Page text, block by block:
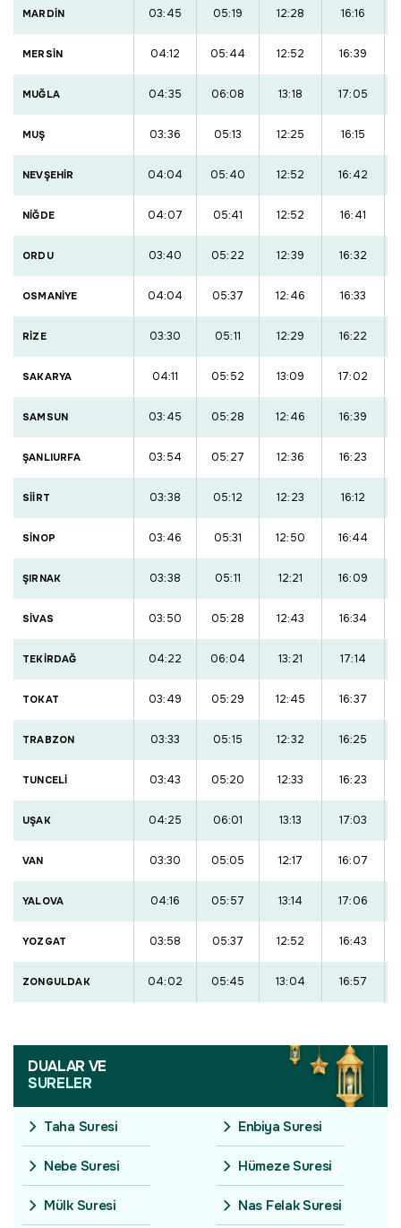
MARDİN 03:45 05:19 12:28 16:16
MERSİN 04:12 05:44 12:52 16:39
MUĞLA 04:35 06:08 13:18 17:05
MUŞ 03:36 05:13 12:25 16:15
NEVŞEHİR 04:04 05:40 12:52 16:42
NİĞDE 04:07 05:41 12:52 16:41
ORDU 03:40 05:22 12:39 16:32
OSMANİYE 04:04 05:37 12:46 16:33
RİZE 03:30 05:11 12:29 16:22
SAKARYA 04:11 05:52 13:09 17:02
SAMSUN 03:45 05:28 12:46 16:39
ŞANLIURFA 03:54 05:27 12:36 16:23
SİİRT 03:38 05:12 12:23 16:12
SİNOP 03:46 05:31 12:50 16:44
ŞIRNAK 03:38 05:11 12:21 16:09
SİVAS 03:50 05:28 12:43 16:34
TEKİRDAĞ 04:22 06:04 13:21 17:14
TOKAT 03:49 05:29 12:45 16:37
TRABZON 03:33 05:15 12:32 16:25
TUNCELİ 03:43 05:20 12:33 16:23
UŞAK 04:25 06:01 13:13 17:03
VAN 03:30 05:05 12:17 16:07
YALOVA 04:16 05:57 13:14 17:06
YOZGAT 03:58 05:37 12:52 16:43
ZONGULDAK 04:02 05:45 13:04 16:57
DUALAR VE
SURELER
Taha Suresi
Nebe Suresi
Mülk Suresi
Enbiya Suresi
Hümeze Suresi
Nas Felak Suresi